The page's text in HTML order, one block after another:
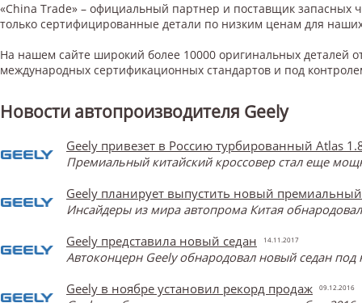
«China Trade» – официальный партнер и поставщик запасных
только сертифицированные детали по низким ценам для
На нашем сайте широкий более 10000 оригинальных деталей
международных сертификационных стандартов и под
Новости автопроизводителя Geely
Geely привезет в Россию турбированный Atlas
Премиальный китайский кроссовер стал еще
Geely планирует выпустить новый премиальный
Инсайдеры из мира автопрома Китая
Geely представила новый седан
14.11.2017
Автоконцерн Geely обнародовал новый седан под
Geely в ноябре установил рекорд продаж
09.12.2016